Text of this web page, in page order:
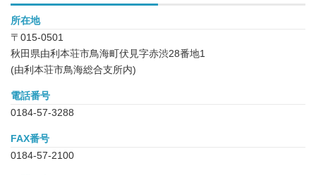
所在地
〒015-0501
秋田県由利本荘市鳥海町伏見字赤渋28番地1
(由利本荘市鳥海総合支所内)
電話番号
0184-57-3288
FAX番号
0184-57-2100